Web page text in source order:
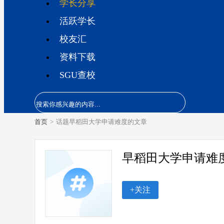
学长分享
活跃学长
校友汇
资料下载
SGU查校
首页 > 话题早稻田大学申请难度的文章
早稻田大学申请难
+关注